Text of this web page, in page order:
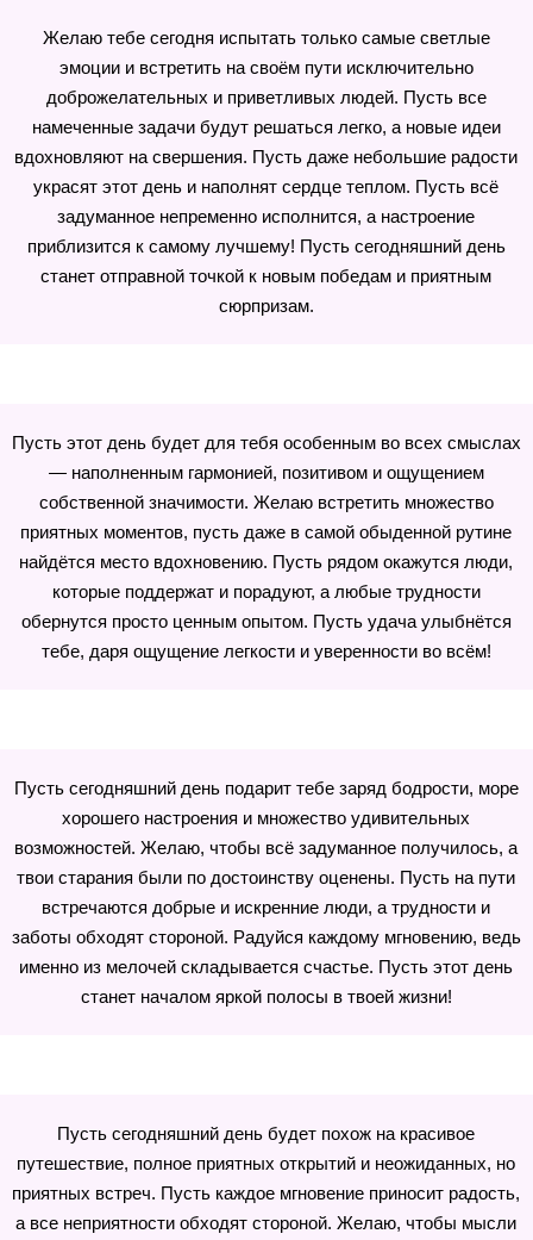
Желаю тебе сегодня испытать только самые светлые
эмоции и встретить на своём пути исключительно
доброжелательных и приветливых людей. Пусть все
намеченные задачи будут решаться легко, а новые идеи
вдохновляют на свершения. Пусть даже небольшие радости
украсят этот день и наполнят сердце теплом. Пусть всё
задуманное непременно исполнится, а настроение
приблизится к самому лучшему! Пусть сегодняшний день
станет отправной точкой к новым победам и приятным
сюрпризам.
Пусть этот день будет для тебя особенным во всех смыслах
— наполненным гармонией, позитивом и ощущением
собственной значимости. Желаю встретить множество
приятных моментов, пусть даже в самой обыденной рутине
найдётся место вдохновению. Пусть рядом окажутся люди,
которые поддержат и порадуют, а любые трудности
обернутся просто ценным опытом. Пусть удача улыбнётся
тебе, даря ощущение легкости и уверенности во всём!
Пусть сегодняшний день подарит тебе заряд бодрости, море
хорошего настроения и множество удивительных
возможностей. Желаю, чтобы всё задуманное получилось, а
твои старания были по достоинству оценены. Пусть на пути
встречаются добрые и искренние люди, а трудности и
заботы обходят стороной. Радуйся каждому мгновению, ведь
именно из мелочей складывается счастье. Пусть этот день
станет началом яркой полосы в твоей жизни!
Пусть сегодняшний день будет похож на красивое
путешествие, полное приятных открытий и неожиданных, но
приятных встреч. Пусть каждое мгновение приносит радость,
а все неприятности обходят стороной. Желаю, чтобы мысли